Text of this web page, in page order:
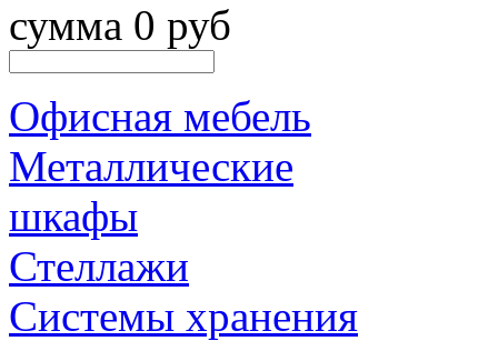
сумма 0 руб
Офисная мебель
Металлические
шкафы
Стеллажи
Системы хранения